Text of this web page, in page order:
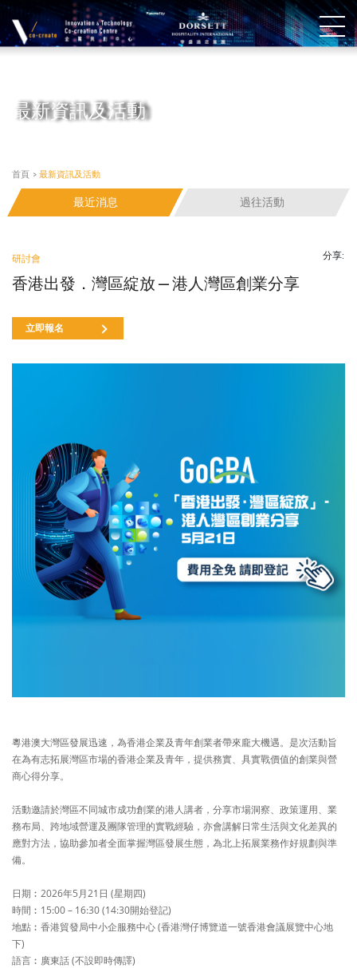
最新資訊及活動
首頁 > 最新資訊及活動
最近消息 過往活動
研討會 分享:
香港出發．灣區綻放 — 港人灣區創業分享
立即報名
粵港澳大灣區發展迅速，為香港企業及青年創業者帶來龐大機遇。是次活動旨
在為有志拓展灣區市場的香港企業及青年，提供務實、具實戰價值的創業與營
商心得分享。
活動邀請於灣區不同城市成功創業的港人講者，分享市場洞察、政策運用、業
務布局、跨地域營運及團隊管理的實戰經驗，亦會講解日常生活與文化差異的
應對方法，協助參加者全面掌握灣區發展生態，為北上拓展業務作好規劃與準
備。
日期︰2026年5月21日 (星期四)
時間︰15:00 – 16:30 (14:30開始登記)
地點︰香港貿發局中小企服務中心 (香港灣仔博覽道一號香港會議展覽中心地
下)
語言︰廣東話 (不設即時傳譯)